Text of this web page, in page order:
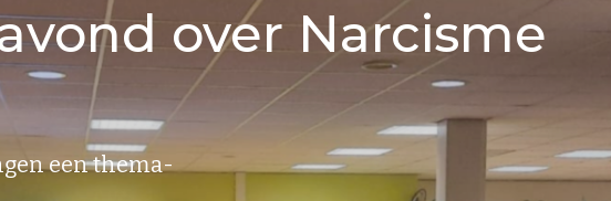
over Narcisme
een thema-